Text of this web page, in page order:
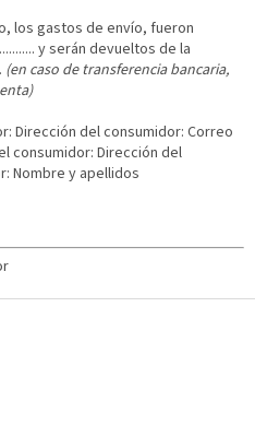
los gastos de envío, fueron
y serán devueltos de la
(en caso de transferencia bancaria,
Dirección del consumidor: Correo
consumidor: Dirección del
Nombre y apellidos